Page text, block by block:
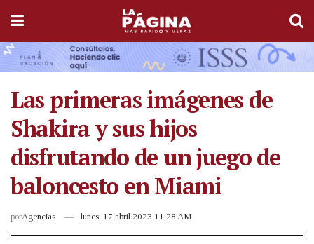
Las primeras imágenes de
Shakira y sus hijos
disfrutando de un juego de
baloncesto en Miami
porAgencias lunes, 17 abril 2023 11:28 AM